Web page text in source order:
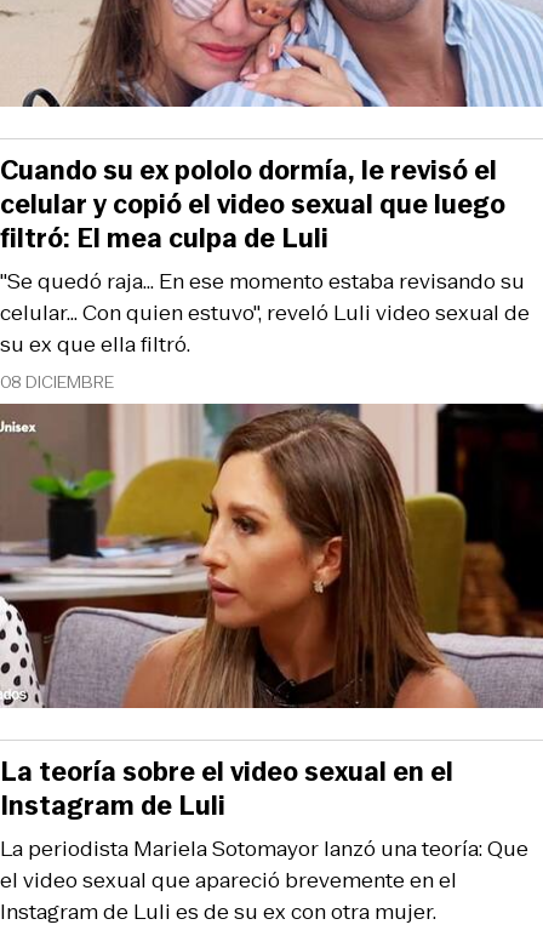
08 DICIEMBRE
"Se quedó raja... En ese momento estaba revisando su
celular... Con quien estuvo", reveló Luli video sexual de
su ex que ella filtró.
Cuando su ex pololo dormía, le revisó el
celular y copió el video sexual que luego
filtró: El mea culpa de Luli
La periodista Mariela Sotomayor lanzó una teoría: Que
el video sexual que apareció brevemente en el
Instagram de Luli es de su ex con otra mujer.
La teoría sobre el video sexual en el
Instagram de Luli